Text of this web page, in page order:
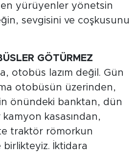
yürüyenler yönetsin
sevgisini ve coşkusunu
GÖTÜRMEZ
otobüs lazım değil. Gün
otobüsün üzerinden,
önündeki banktan, dün
kasasından,
traktör römorkun
birlikteyiz. İktidara